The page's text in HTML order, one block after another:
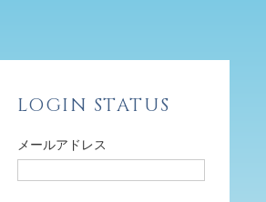
LOGIN STATUS
メールアドレス